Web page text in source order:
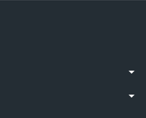
arrow_drop_down
arrow_drop_down